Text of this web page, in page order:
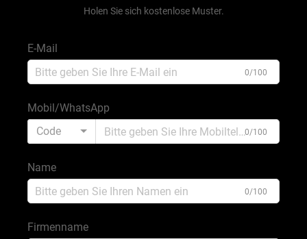
Holen Sie sich kostenlose Muster.
E-Mail
0/100
Mobil/WhatsApp
Code
0/100
Name
0/100
Firmenname